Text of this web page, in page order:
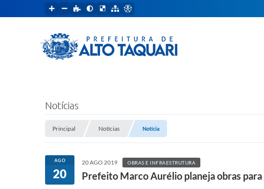
Notícias
Principal Notícias Notícia
AGO
20
20 AGO 2019 OBRAS E INFRAESTRUTURA
Prefeito Marco Aurélio planeja obras